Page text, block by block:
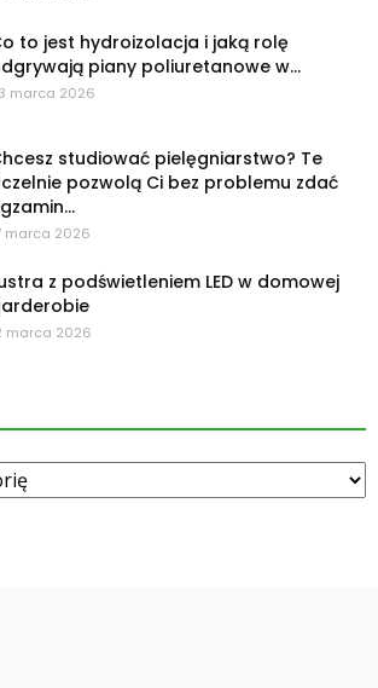
to jest hydroizolacja i jaką rolę
piany poliuretanowe w...
marca 2026
studiować pielęgniarstwo? Te
pozwolą Ci bez problemu zdać
marca 2026
z podświetleniem LED w domowej
marca 2026